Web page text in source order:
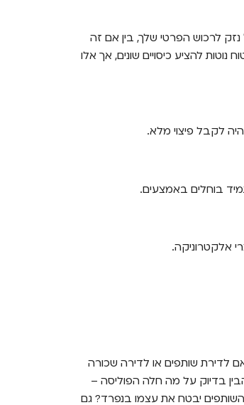
לרכוש הפרטי שלך, בין אם זה
להציע כיסויים שונים, אך אלו
לקבל פיצוי מלא.
בוחלים באמצעים.
אלקטרוניקה.
לדירת שותפים או לדירה שכורה
בדיוק על מה חלה הפוליסה –
יבטח את עצמו בנפרד? גם